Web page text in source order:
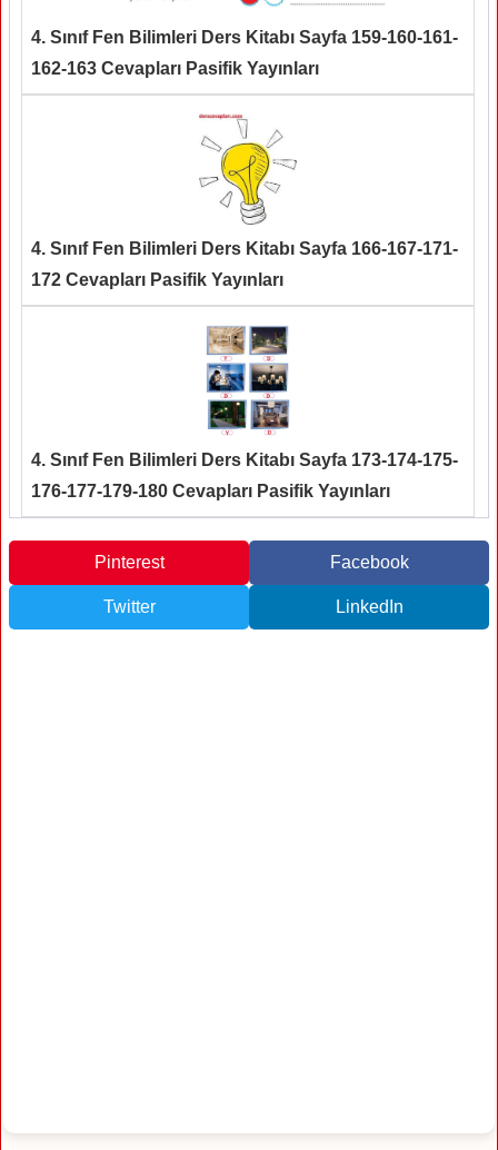
4. Sınıf Fen Bilimleri Ders Kitabı Sayfa 159-160-161-
162-163 Cevapları Pasifik Yayınları
4. Sınıf Fen Bilimleri Ders Kitabı Sayfa 166-167-171-
172 Cevapları Pasifik Yayınları
4. Sınıf Fen Bilimleri Ders Kitabı Sayfa 173-174-175-
176-177-179-180 Cevapları Pasifik Yayınları
Pinterest Facebook
Twitter LinkedIn